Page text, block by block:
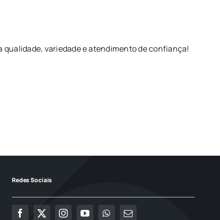
qualidade, variedade e atendimento de confiança!
Redes Sociais